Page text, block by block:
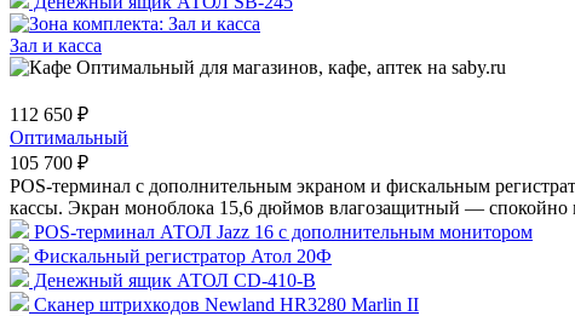
Зал и касса
112 650 ₽
Оптимальный
105 700 ₽
POS-терминал с дополнительным экраном и фискальным
кассы. Экран моноблока 15,6 дюймов влагозащитный — спокойно
POS-терминал АТОЛ Jazz 16 с дополнительным монитором
Фискальный регистратор Атол 20Ф
Денежный ящик АТОЛ CD-410-В
Сканер штрихкодов Newland HR3280 Marlin II